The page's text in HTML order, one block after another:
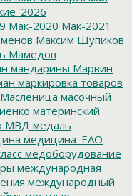
Мак-2020 Мак-2021
Максим Шупиков
Мамедов
мандарины Марвин
маркировка товаров
Масленица масочный
материнский
МВД медаль
медицина_ЕАО
медоборудование
международная
международный